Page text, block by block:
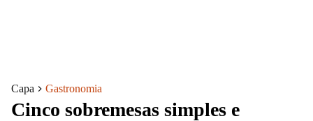
Capa Gastronomia
Cinco sobremesas simples e